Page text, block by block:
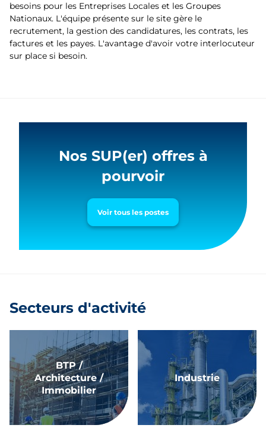
besoins pour les Entreprises Locales et les Groupes
Nationaux. L'équipe présente sur le site gère le
recrutement, la gestion des candidatures, les contrats, les
factures et les payes. L'avantage d'avoir votre interlocuteur
sur place si besoin.
Nos SUP(er) offres à
pourvoir
Voir tous les postes
Secteurs d'activité
BTP /
Architecture /
Immobilier
Industrie